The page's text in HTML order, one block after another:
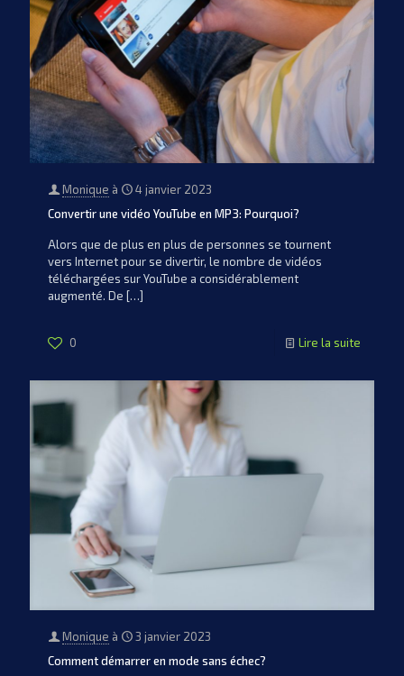
Monique à
4 janvier 2023
Convertir une vidéo YouTube en MP3: Pourquoi?
Alors que de plus en plus de personnes se tournent
vers Internet pour se divertir, le nombre de vidéos
téléchargées sur YouTube a considérablement
augmenté. De […]
0 Lire la suite
Monique à
3 janvier 2023
Comment démarrer en mode sans échec?